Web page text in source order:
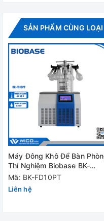
Bẫy ngưng tụ
- Công nghệ làm lạnh kiểu
- Các khay đông khô có
tăng tốc độ sấy.
SẢN PHẨM CÙNG LOẠI
Máy Đông Khô Để Bàn
Thí Nghiệm Biobase BK-
FD10PT | 3 Khay
Mã: BK-FD10PT
Liên hệ